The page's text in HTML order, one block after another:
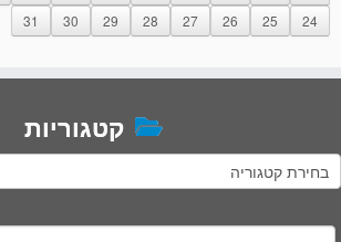
24
25
26
27
28
29
30
31
קטגוריות
קטגוריות